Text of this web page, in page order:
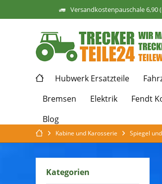
Versandkostenpauschale 6,90
Hubwerk Ersatzteile
Bremsen
Elektrik Fendt
Blog
Kabine und Karosserie Spiegel
Kategorien